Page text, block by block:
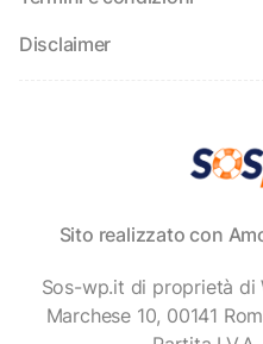
Disclaimer
Sito realizzato con
Sos-wp.it di proprietà di
Marchese 10, 00141